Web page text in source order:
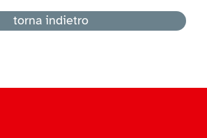
torna indietro